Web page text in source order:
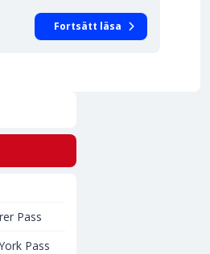
Fortsätt läsa
Pass
Pass